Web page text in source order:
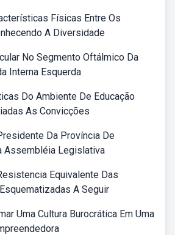
Físicas Entre Os
A Diversidade
No Segmento Oftálmico Da
Interna Esquerda
Do Ambiente De Educação
As Convicções
Da Província De
Assembléia Legislativa
Equivalente Das
A Seguir
Uma Cultura Burocrática Em Uma